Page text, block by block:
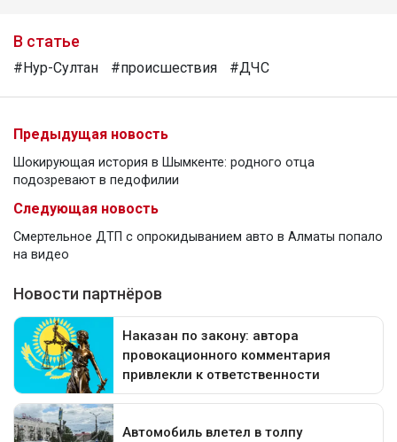
В статье
#Нур-Султан #происшествия #ДЧС
Предыдущая новость
Шокирующая история в Шымкенте: родного отца
подозревают в педофилии
Следующая новость
Смертельное ДТП с опрокидыванием авто в Алматы попало
на видео